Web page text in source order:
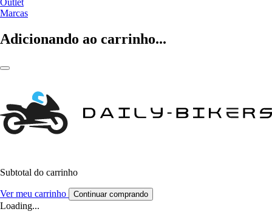
Marcas
Adicionando ao carrinho...
Subtotal do carrinho
Ver meu carrinho Continuar comprando
Loading...